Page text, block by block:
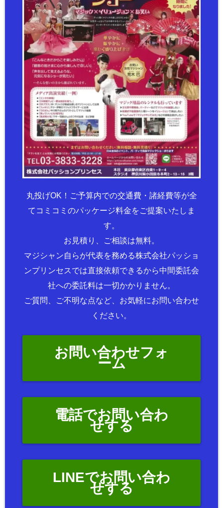
丸投げOK！ご予算内での交通費・諸経費等が全
てコミコミのパッケージ料金をご提案いたしま
す。
お見積り、ご相談は無料。
マジシャン自らが代表を務める株式会社パッショ
ンプリンセスでは直接依頼できるから中間委託会
社への委託料は一切かかりません。
ご質問、ご不明な点など、お気軽にお問い合わせ
ください。
お問い合わせフォ
ーム
電話でお問い合わ
せする
LINEでお問い合わ
せする